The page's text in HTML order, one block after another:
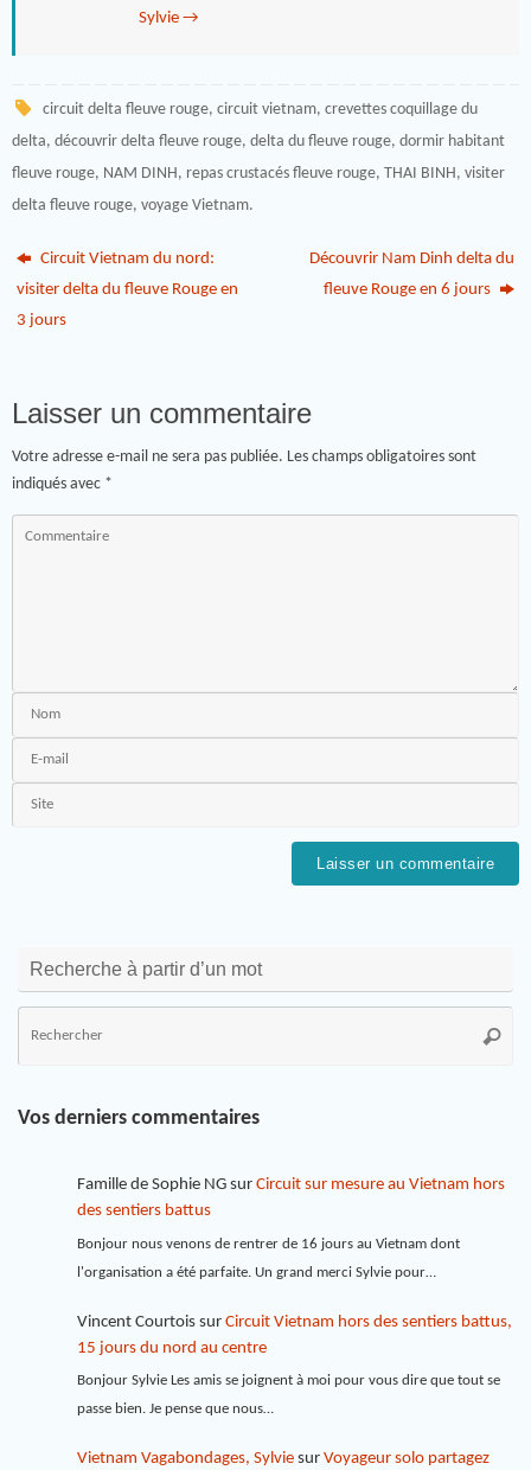
Sylvie →
circuit delta fleuve rouge, circuit vietnam, crevettes coquillage du
delta, découvrir delta fleuve rouge, delta du fleuve rouge, dormir habitant
fleuve rouge, NAM DINH , repas crustacés fleuve rouge, THAI BINH , visiter
delta fleuve rouge, voyage Vietnam.
Circuit Vietnam du nord:
visiter delta du fleuve Rouge en
3 jours
Découvrir Nam Dinh delta du
fleuve Rouge en 6 jours
Laisser un commentaire
Votre adresse e-mail ne sera pas publiée. Les champs obligatoires sont
indiqués avec *
Recherche à partir d’un mot
Vos derniers commentaires
Famille de Sophie NGsur Circuit sur mesure au Vietnam hors
des sentiers battus
Bonjour nous venons de rentrer de 16 jours au Vietnam dont
l'organisation a été parfaite. Un grand merci Sylvie pour…
Vincent Courtoissur Circuit Vietnam hors des sentiers battus,
15 jours du nord au centre
Bonjour Sylvie Les amis se joignent à moi pour vous dire que tout se
passe bien. Je pense que nous…
Vietnam Vagabondages, Sylviesur Voyageur solo partagez